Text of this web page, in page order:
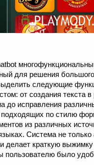
для решения
следующие
от создания текста
до исправления
по стилю
из различных
Система не только
делает краткую
пользователю было